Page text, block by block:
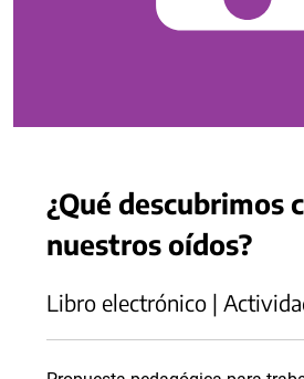
¿Qué descubrimos
nuestros oídos?
Libro electrónico |